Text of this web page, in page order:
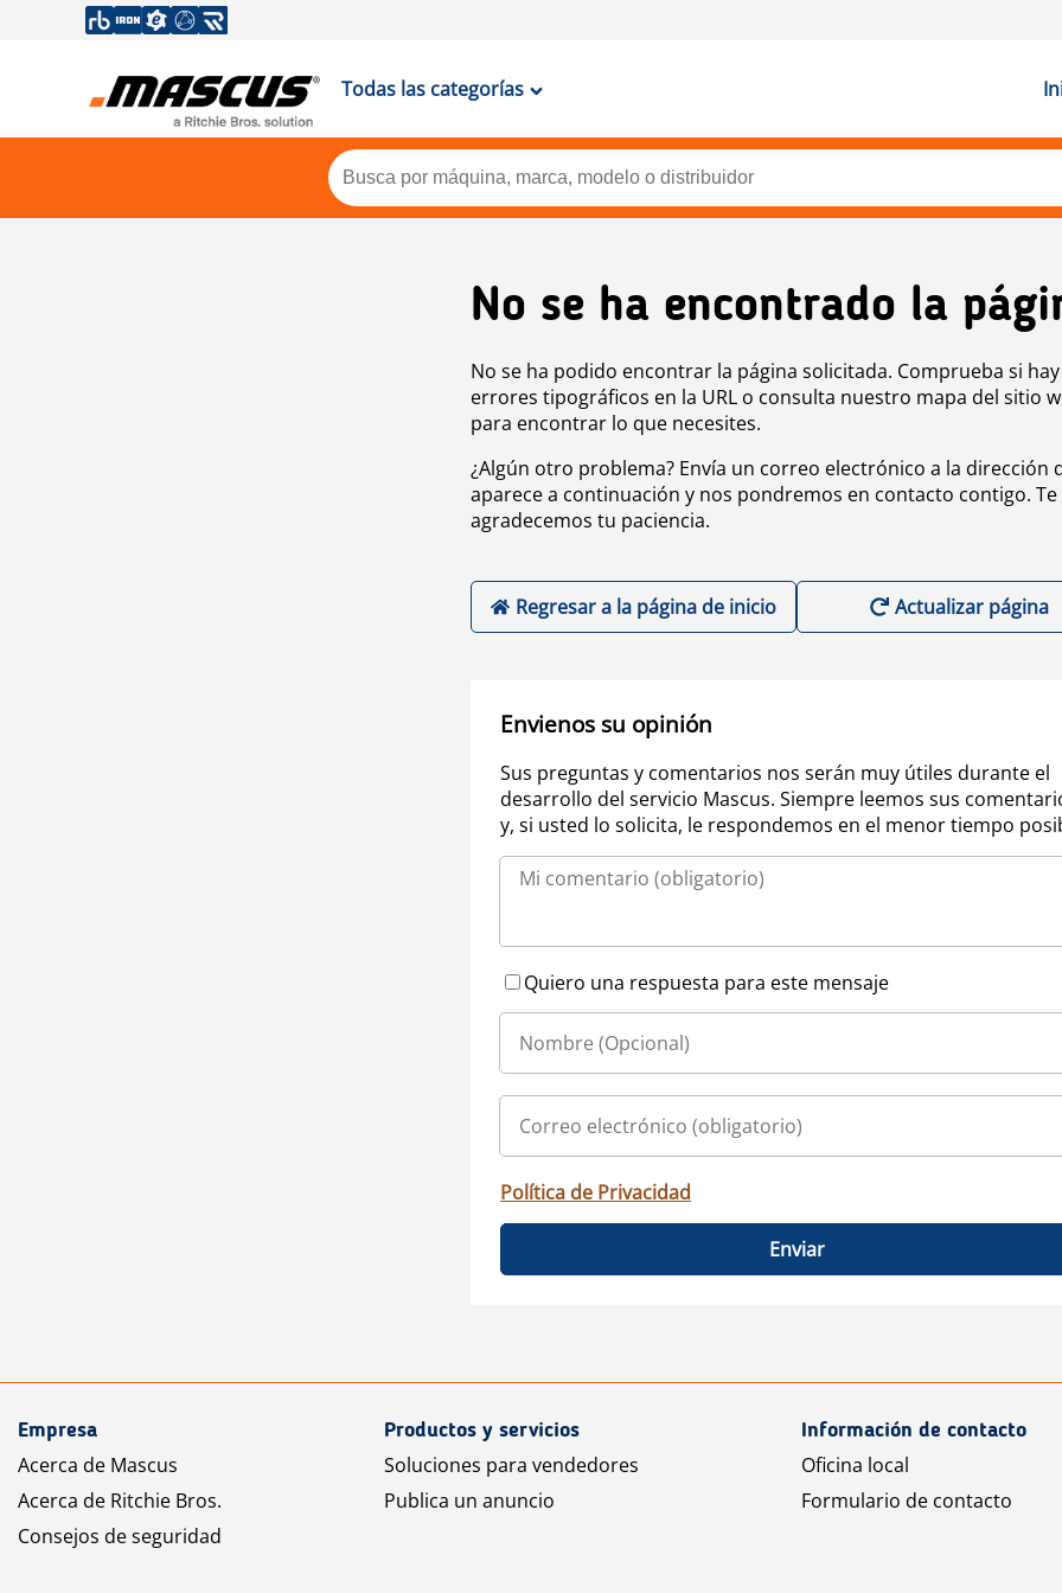
Todas las categorías
No se ha encontrado la
No se ha podido encontrar la página solicitada. Comprueba si hay
errores tipográficos en la URL o consulta nuestro mapa del sitio
para encontrar lo que necesites.
¿Algún otro problema? Envía un correo electrónico a la dirección
aparece a continuación y nos pondremos en contacto contigo. Te
agradecemos tu paciencia.
Regresar a la página de inicio Actualizar página
Envienos su opinión
Sus preguntas y comentarios nos serán muy útiles durante el
desarrollo del servicio Mascus. Siempre leemos sus
y, si usted lo solicita, le respondemos en el menor tiempo
Quiero una respuesta para este mensaje
Política de Privacidad
Enviar
Empresa
Acerca de Mascus
Acerca de Ritchie Bros.
Consejos de seguridad
Productos y servicios
Soluciones para vendedores
Publica un anuncio
Información de contacto
Oficina local
Formulario de contacto